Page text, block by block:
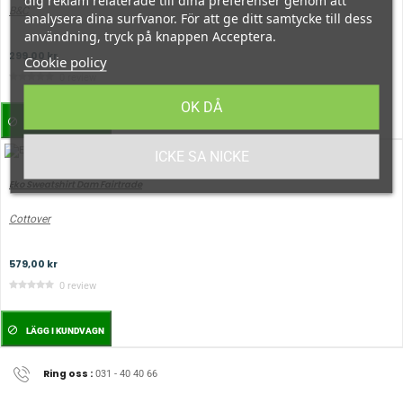
B&C
299,00 kr
Eko Sweatshirt Dam Fairtrade
Cottover
579,00 kr
0 review
LÄGG I KUNDVAGN
Ring oss : 031 - 40 40 66
analysera dina surfvanor. För att ge ditt samtycke till dess
användning, tryck på knappen Acceptera.
Cookie policy
ICKE SA NICKE
OK DÅ